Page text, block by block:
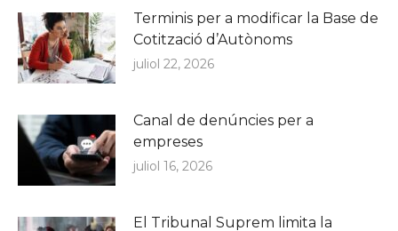
Terminis per a modificar la Base de
Cotització d’Autònoms
juliol 22, 2026
Canal de denúncies per a
empreses
juliol 16, 2026
El Tribunal Suprem limita la